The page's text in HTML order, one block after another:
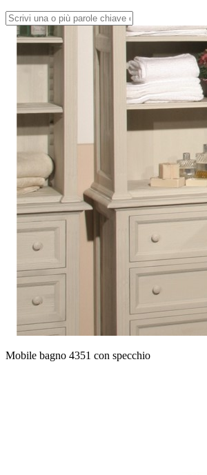
Mobile bagno 4351 con specchio